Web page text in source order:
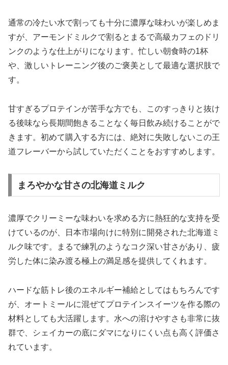
通常の冷たい水で割っても十分に濃厚な味わいが楽しめま
すが、アーモンドミルクで割るとまるで高級カフェのドリ
ンクのような仕上がりになります。忙しい朝食時の1杯
や、激しいトレーニング後のご褒美として最適な選択肢で
す。
甘すぎるプロテインが苦手な方でも、このすっきりと抜け
る後味なら長期間飽きることなく毎日飲み続けることがで
きます。初めて購入する方には、絶対に失敗しないこの王
道フレーバーから試していただくことをおすすめします。
まろやかな甘さの北海道ミルク
濃厚でクリーミーな味わいを求める方に熱狂的な支持を受
けているのが、日本市場向けに特別に開発された北海道ミ
ルク味です。まるで練乳のようなコク深い甘さがあり、疲
労した体に染み渡る極上の満足感を提供してくれます。
ハードな筋トレ後のエネルギー補給としてはもちろんです
が、オートミールに混ぜてプロテインスイーツを作る際の
材料としても大活躍します。水への溶けやすさも非常に抜
群で、シェイカーの底にダマになりにくい点も高く評価さ
れています。